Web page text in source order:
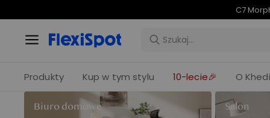
C7
Produkty Kup w tym stylu 10-lecie🎉 O
Biuro domowe Salon